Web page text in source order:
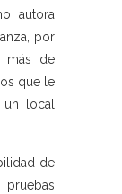
autora
por
más de
que le
un local
de